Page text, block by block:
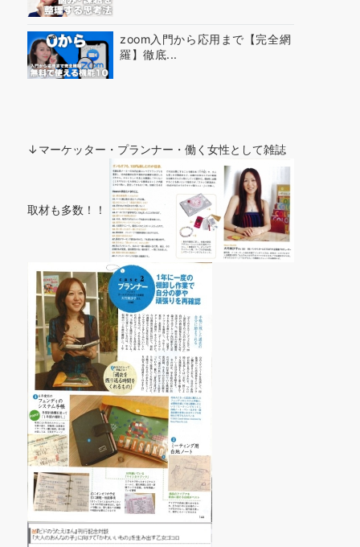
zoom入門から応用まで【完全網
羅】徹底...
↓マーケッター・プランナー・働く女性として雑誌
取材も多数！！